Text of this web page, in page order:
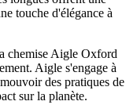
touche d'élégance à
chemise Aigle Oxford
Aigle s'engage à
des pratiques de
sur la planète.